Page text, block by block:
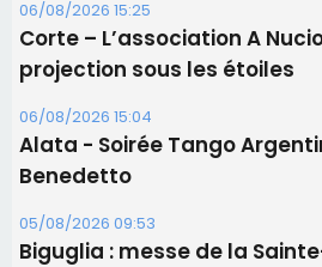
31/07/2026 08:24
Tennis - Début ce week-end
RCPV
31/07/2026 08:22
82ème anniversaire de la
Commandant Antoine de